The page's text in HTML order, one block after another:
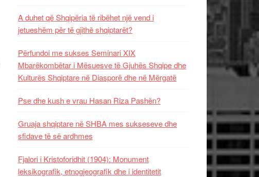
A duhet që Shqipëria të ribëhet një vend i
jetueshëm për të gjithë shqiptarët?
Përfundoi me sukses Seminari XIX
Mbarëkombëtar i Mësuesve të Gjuhës Shqipe dhe
Kulturës Shqiptare në Diasporë dhe në Mërgatë
Pse dhe kush e vrau Hasan Riza Pashën?
Gruaja shqiptare në SHBA mes sukseseve dhe
sfidave të së ardhmes
Fjalori i Kristoforidhit (1904): Monument
leksikografik, etnogjeografik dhe i identitetit